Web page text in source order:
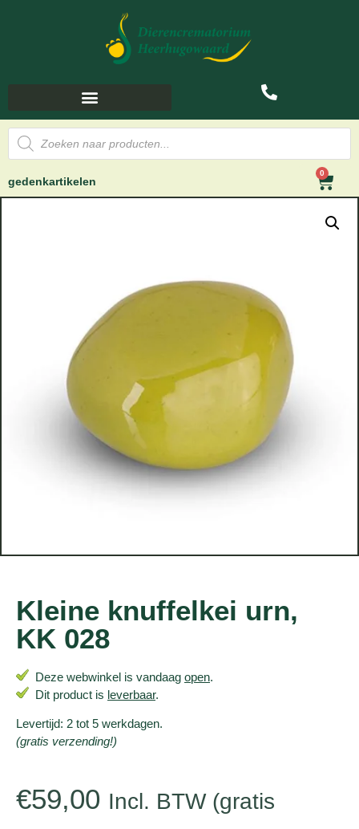
gedenkartikelen
0
Kleine knuffelkei urn,
KK 028
Deze webwinkel is vandaag open.
Dit product is leverbaar.
Levertijd: 2 tot 5 werkdagen.
(gratis verzending!)
€59,00 Incl. BTW (gratis